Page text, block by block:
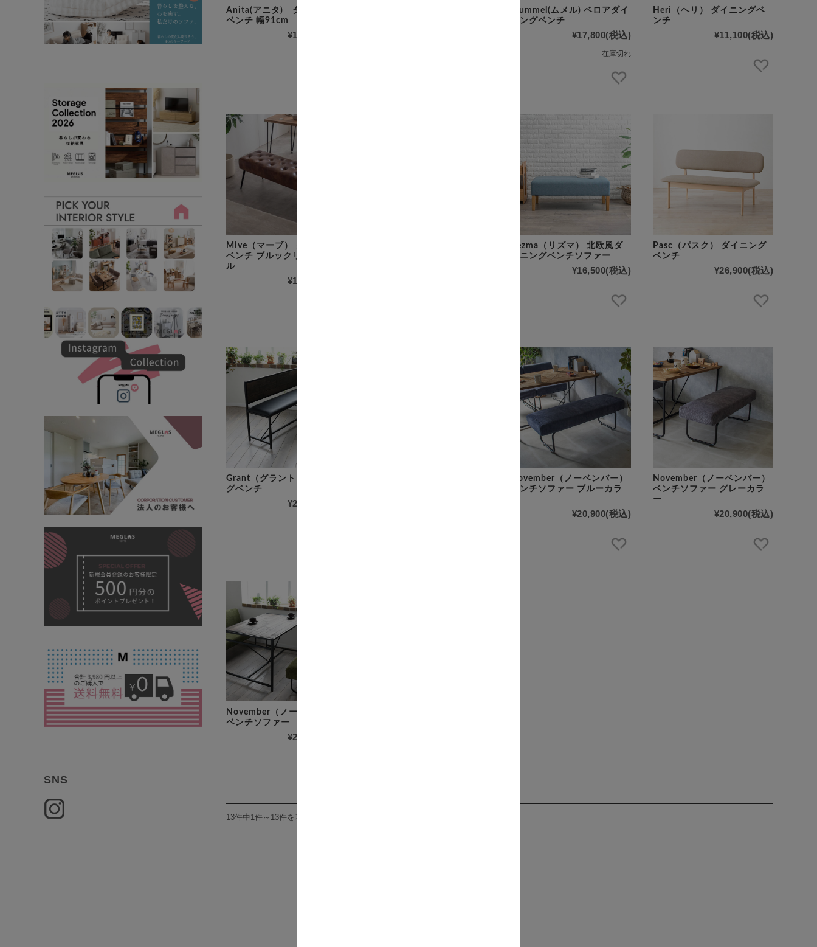
Anita(アニタ) ダイニング
ベンチ 幅91cm
¥13,800
Mummel(ムメル) ベロアダイ
ニングベンチ
¥17,800(税込)
在庫切れ
Heri（ヘリ） ダイニングベ
ンチ
¥11,100(税込)
Mive（マーブ） ダイニング
ベンチ ブルックリンスタイ
ル
¥17,200
Rezma（リズマ） 北欧風ダ
イニングベンチソファー
¥16,500(税込)
Pasc（パスク） ダイニング
ベンチ
¥26,900(税込)
Grant（グラント） ダイニン
グベンチ
¥22,000
November（ノーベンバー）
ベンチソファー ブルーカラ
¥20,900(税込)
November（ノーベンバー）
ベンチソファー グレーカラ
ー
¥20,900(税込)
November（ノーベンバー）
ベンチソファー
¥20,900
13件中1件～13件を表示
SNS